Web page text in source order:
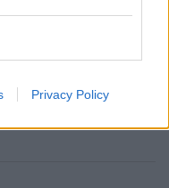
Privacy Policy
στην πολιτική
πρωτοβουλία,